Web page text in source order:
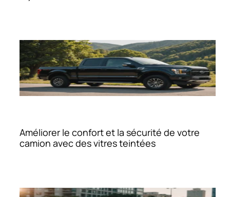
Améliorer le confort et la sécurité de votre
camion avec des vitres teintées